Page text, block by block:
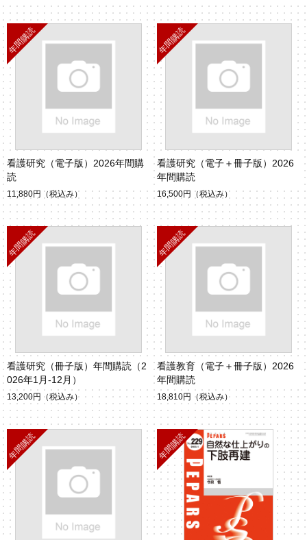
看護研究（電子版）2026年間購
読
11,880円 （税込み）
看護研究（電子＋冊子版）2026
年間購読
16,500円 （税込み）
看護研究（冊子版）年間購読（2
026年1月-12月）
13,200円 （税込み）
看護教育（電子＋冊子版）2026
年間購読
18,810円 （税込み）